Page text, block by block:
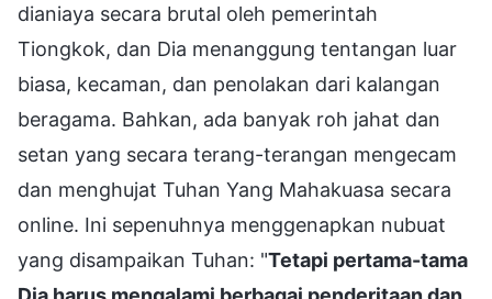
dianiaya secara brutal oleh pemerintah
Tiongkok, dan Dia menanggung tentangan luar
biasa, kecaman, dan penolakan dari kalangan
beragama. Bahkan, ada banyak roh jahat dan
setan yang secara terang-terangan mengecam
dan menghujat Tuhan Yang Mahakuasa secara
online. Ini sepenuhnya menggenapkan nubuat
yang disampaikan Tuhan: "Tetapi pertama-tama